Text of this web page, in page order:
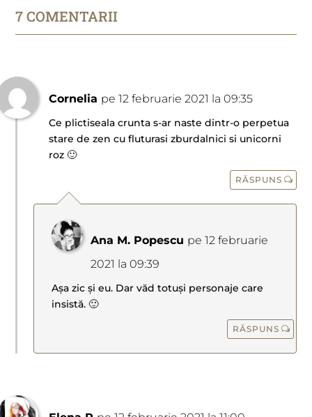
7 COMENTARII
Cornelia pe 12 februarie 2021 la 09:35
Ce plictiseala crunta s-ar naste dintr-o perpetua
stare de zen cu fluturasi zburdalnici si unicorni
roz 🙂
RĂSPUNS
Ana M. Popescu pe 12 februarie
2021 la 09:39
Așa zic și eu. Dar văd totuși personaje care
insistă. 🙂
RĂSPUNS